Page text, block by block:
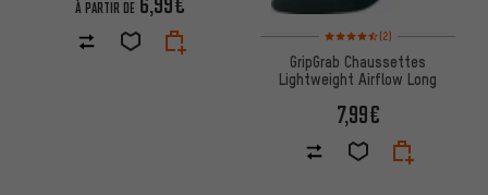
À PARTIR DE
Note moyenne : 4,5 sur 5
(2)
GripGrab Chaussettes
Lightweight Airflow Long
7,99€